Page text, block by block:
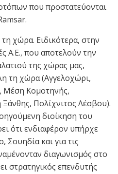
που προστατεύονται
χώρα. Ειδικότερα, στην
Α.Ε., που αποτελούν την
της χώρας μας,
τη χώρα (Αγγελοχώρι,
Μέση Κομοτηνής,
Πολίχνιτος Λέσβου).
διοίκηση του
ότι ενδιαφέρον υπήρχε
και για τις
διαγωνισμός στο
στρατηγικός επενδυτής